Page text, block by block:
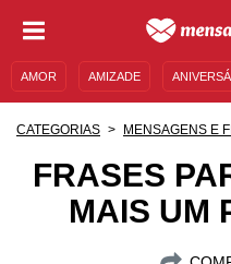
AMOR AMIZADE
MENSAGENS E FRASES
CATEGORIAS MENSAGENS E
FRASES
MAIS UM